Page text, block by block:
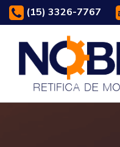
(15) 3326-7767